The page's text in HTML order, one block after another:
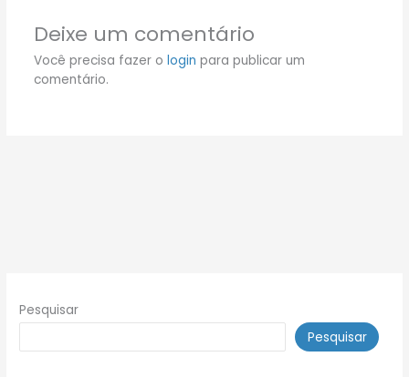
Deixe um comentário
Você precisa fazer o login para publicar um
comentário.
Pesquisar
Pesquisar